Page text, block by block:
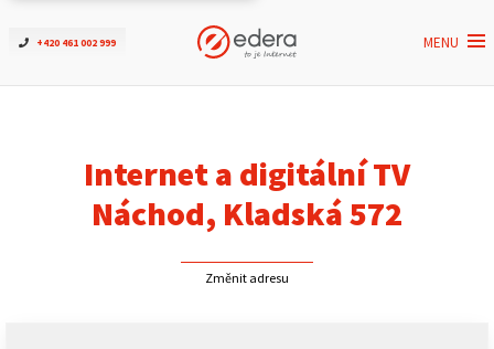
+420 461 002 999 MENU
Ověřit dostupnost
ČEZNET TV
Internet a digitální TV
Náchod, Kladská 572
Změnit adresu